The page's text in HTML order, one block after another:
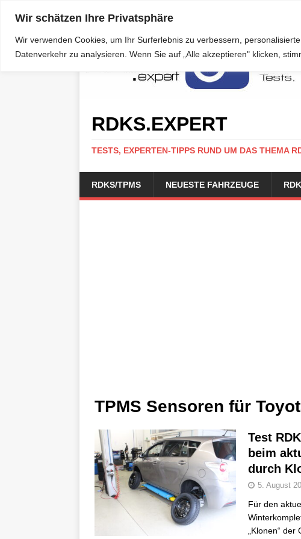
Wir schätzen Ihre Privatsphäre
Wir verwenden Cookies, um Ihr Surferlebnis zu verbessern,
Datenverkehr zu analysieren. Wenn Sie auf „Alle akzeptieren" klicken,
RDKS.EXPERT
TESTS, EXPERTEN-TIPPS RUND UM DAS THEMA
RDKS/TPMS NEUESTE FAHRZEUGE
TPMS Sensoren für
Test
beim
durch
5. August
Für den
„Klonen“